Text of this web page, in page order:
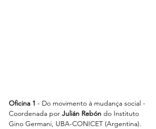
Oficina 1 - Do movimento à mudança social -
Coordenada por Julián Rebón do Instituto
Gino Germani, UBA-CONICET (Argentina).